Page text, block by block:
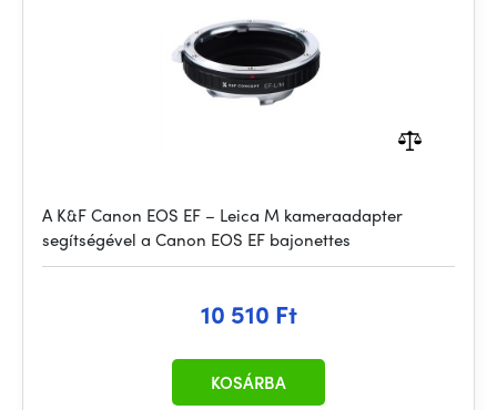
A K&F Canon EOS EF – Leica M kameraadapter
segítségével a Canon EOS EF bajonettes
10 510 Ft
KOSÁRBA